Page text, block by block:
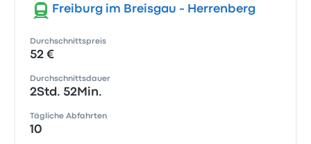
Freiburg im Breisgau - Herrenberg
Durchschnittspreis
52 €
Durchschnittsdauer
2Std. 52Min.
Tägliche Abfahrten
10